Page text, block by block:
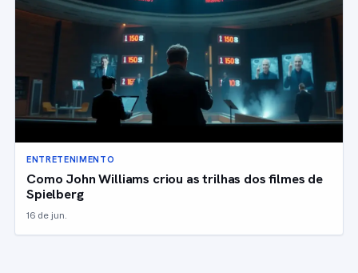
ENTRETENIMENTO
Como John Williams criou as trilhas dos filmes de
Spielberg
16 de jun.